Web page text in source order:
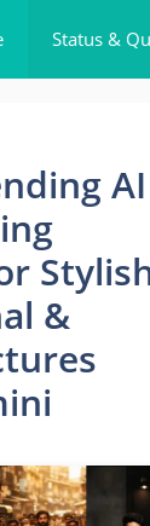
Status &
AI
&